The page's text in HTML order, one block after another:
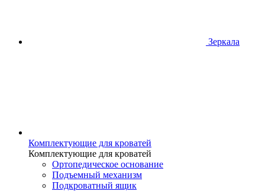
Зеркала
Комплектующие для кроватей
Комплектующие для кроватей
Ортопедическое основание
Подъемный механизм
Подкроватный ящик